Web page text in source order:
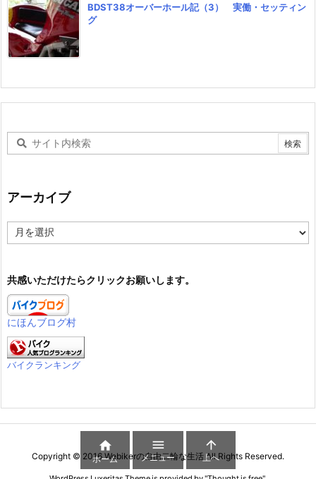
BDST38オーバーホール記（3） 実働・セッティン
グ
アーカイブ
ー
ブ
共感いただけたらクリックお願いします。
にほんブログ村
バイクランキング
Copyright © 2016 Webikerの自由二輪な生活 All Rights Reserved.

ホーム

メニュー

上へ